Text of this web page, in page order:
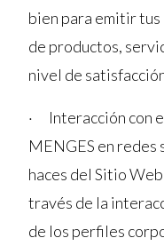
bien para emitir
de productos,
nivel de
· Interacción con
MENGES en redes
haces del Sitio
través de la
de los perfiles